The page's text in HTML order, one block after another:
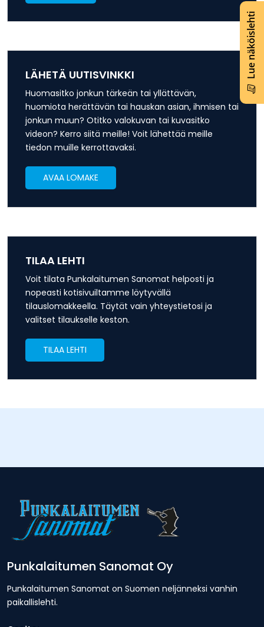
Lue näköislehti
LÄHETÄ UUTISVINKKI
Huomasitko jonkun tärkeän tai yllättävän,
huomiota herättävän tai hauskan asian, ihmisen tai
jonkun muun? Otitko valokuvan tai kuvasitko
videon? Kerro siitä meille! Voit lähettää meille
tiedon muille kerrottavaksi.
AVAA LOMAKE
TILAA LEHTI
Voit tilata Punkalaitumen Sanomat helposti ja
nopeasti kotisivuiltamme löytyvällä
tilauslomakkeella. Täytät vain yhteystietosi ja
valitset tilaukselle keston.
TILAA LEHTI
Punkalaitumen Sanomat Oy
Punkalaitumen Sanomat on Suomen neljänneksi vanhin
paikallislehti.